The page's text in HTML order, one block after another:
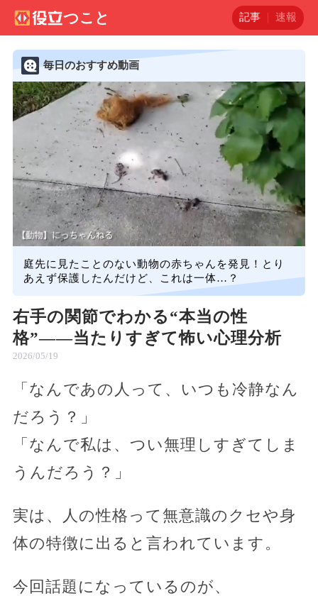
記事 速報
毎日のおすすめ動画
庭先に見たことのない動物の赤ちゃんを発見！とり
あえず保護したんだけど、これは一体…？
右手の関節でわかる“本当の性
格”——当たりすぎて怖い心理分析
2026/05/19
「なんであの人って、いつも冷静なん
だろう？」
「なんで私は、つい無理しすぎてしま
うんだろう？」
実は、人の性格って無意識のクセや身
体の特徴に出ると言われています。
今回話題になっているのが、